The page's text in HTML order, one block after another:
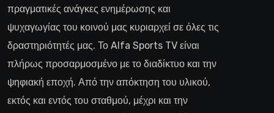
πραγματικές ανάγκες ενημέρωσης και
ψυχαγωγίας του κοινού μας κυριαρχεί σε όλες τις
δραστηριότητές μας. Το Alfa Sports TV είναι
πλήρως προσαρμοσμένο με το διαδίκτυο και την
ψηφιακή εποχή. Από την απόκτηση του υλικού,
εκτός και εντός του σταθμού, μέχρι και την